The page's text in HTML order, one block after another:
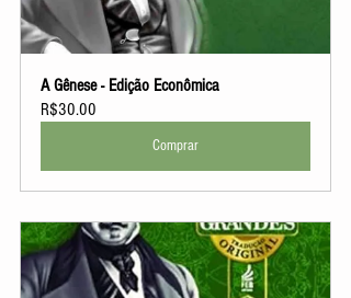
A Gênese - Edição Econômica
R$30.00
Comprar